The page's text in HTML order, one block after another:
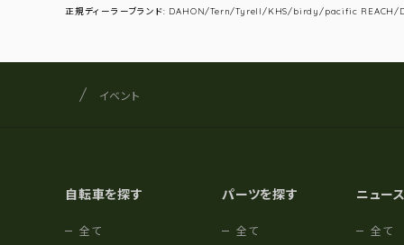
正規ディーラーブランド: DAHON/Tern/Tyrell/KHS/birdy/pacific
サイト内の現在地
サイクルショップナカゴヤ
イベント
自転車を探す
全て
パーツを探す
全て
ニュー
全て